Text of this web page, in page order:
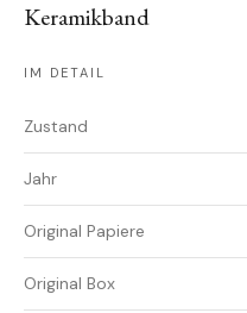
Keramikband
IM DETAIL
Zustand
Jahr
Original Papiere
Original Box